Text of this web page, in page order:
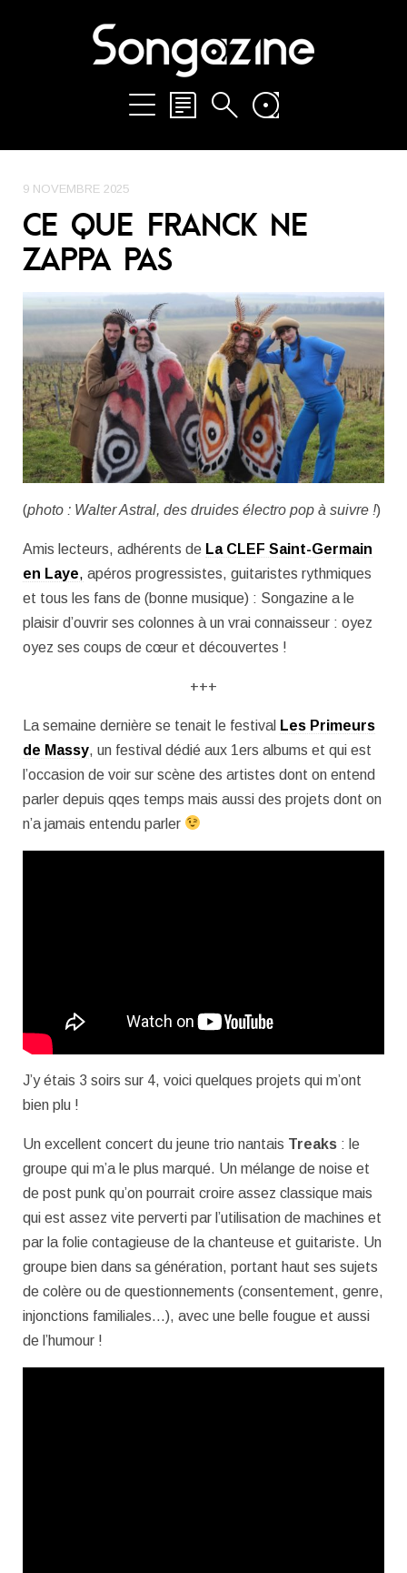
9 NOVEMBRE 2025
CE QUE FRANCK NE
ZAPPA PAS
(photo : Walter Astral, des druides électro pop à suivre !)
Amis lecteurs, adhérents de La CLEF Saint-Germain
en Laye, apéros progressistes, guitaristes rythmiques
et tous les fans de (bonne musique) : Songazine a le
plaisir d’ouvrir ses colonnes à un vrai connaisseur : oyez
oyez ses coups de cœur et découvertes !
+++
La semaine dernière se tenait le festival Les Primeurs
de Massy, un festival dédié aux 1ers albums et qui est
l’occasion de voir sur scène des artistes dont on entend
parler depuis qqes temps mais aussi des projets dont on
n’a jamais entendu parler
J’y étais 3 soirs sur 4, voici quelques projets qui m’ont
bien plu !
Un excellent concert du jeune trio nantais Treaks : le
groupe qui m’a le plus marqué. Un mélange de noise et
de post punk qu’on pourrait croire assez classique mais
qui est assez vite perverti par l’utilisation de machines et
par la folie contagieuse de la chanteuse et guitariste. Un
groupe bien dans sa génération, portant haut ses sujets
de colère ou de questionnements (consentement, genre,
injonctions familiales…), avec une belle fougue et aussi
de l’humour !